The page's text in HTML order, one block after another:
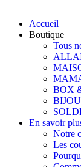
Accueil
Boutique
Tous
BOX
En savoir
Notre
Les